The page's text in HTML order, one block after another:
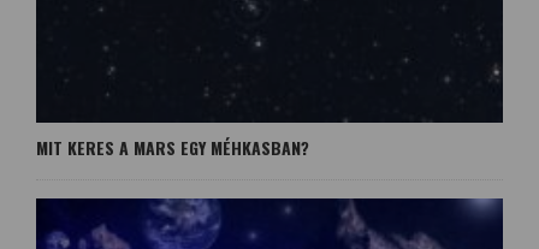
MIT KERES A MARS EGY MÉHKASBAN?